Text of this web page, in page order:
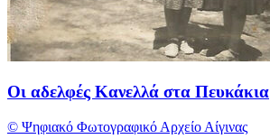
Οι αδελφές Κανελλά στα Πευκάκια
© Ψηφιακό Φωτογραφικό Αρχείο Αίγινας